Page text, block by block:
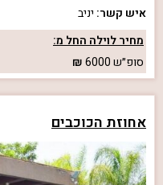
איש קשר: יניב
מחיר לוילה החל מ:
סופ״ש6000
אחוזת הכוכבים